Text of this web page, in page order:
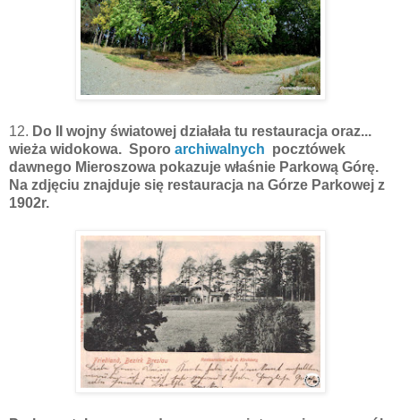
12. Do II wojny światowej działała tu restauracja oraz...
wieża widokowa. Sporo archiwalnych pocztówek
dawnego Mieroszowa pokazuje właśnie Parkową Górę.
Na zdjęciu znajduje się restauracja na Górze Parkowej z
1902r.